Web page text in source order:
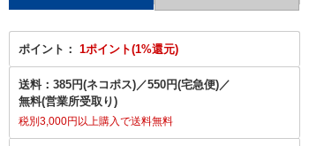
ポイント： 1ポイント(1%還元)
送料： 385円(ネコポス)／550円(宅急便)／
無料(営業所受取り)
税別3,000円以上購入で送料無料